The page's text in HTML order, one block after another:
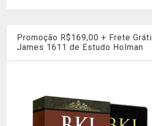
Promoção R$169,00 + Frete
James 1611 de Estudo Holman